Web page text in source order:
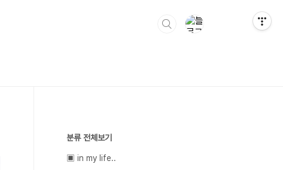
분류 전체보기
▣ in my life..